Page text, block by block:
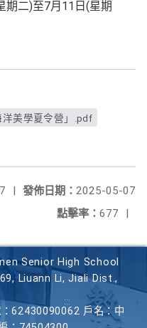
期二)至7月11日(星期
洋美學夏令營」.pdf
發佈日期： 2025-05-07
|
點擊率： 677 |
Senior High School
Liuann Li, Jiali Dist.,
62430090062 戶名：中